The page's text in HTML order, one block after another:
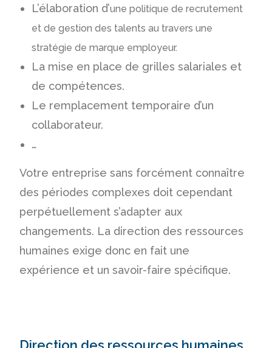
L’élaboration d’une politique de recrutement
et de gestion des talents au travers une
stratégie de marque employeur.
La mise en place de grilles salariales et
de compétences.
Le remplacement temporaire d’un
collaborateur.
…
Votre entreprise sans forcément connaître
des périodes complexes doit cependant
perpétuellement s’adapter aux
changements. La direction des ressources
humaines exige donc en fait une
expérience et un savoir-faire spécifique.